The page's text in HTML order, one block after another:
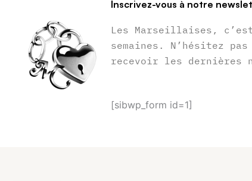
Inscrivez-vous à notre
Les Marseillaises,
semaines. N’hésitez
recevoir les dernières
[sibwp_form id=1]